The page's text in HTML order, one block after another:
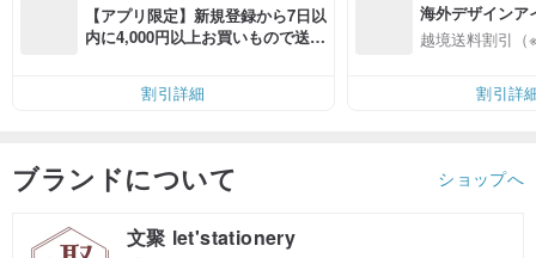
【アプリ限定】新規登録から7日以
内に4,000円以上お買いもので送料
割引詳細
海外デザインア
入
越境送料割引（
割引詳
ブランドについて ショップへ
文聚 let'stationery